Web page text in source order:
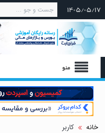
۱۴۰۵/۰۵/۱۷
منو
خانه کاربر